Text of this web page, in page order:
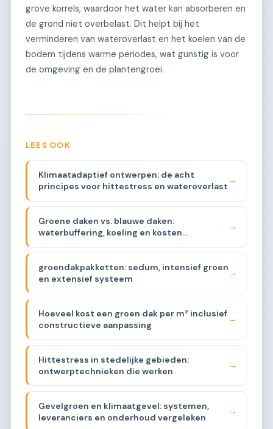
grove korrels, waardoor het water kan absorberen en
de grond niet overbelast. Dit helpt bij het
verminderen van wateroverlast en het koelen van de
bodem tijdens warme periodes, wat gunstig is voor
de omgeving en de plantengroei.
LEES OOK
Klimaatadaptief ontwerpen: de acht
principes voor hittestress en wateroverlast
→
Groene daken vs. blauwe daken:
waterbuffering, koeling en kosten
→
groendakpakketten: sedum, intensief groen
en extensief systeem
→
Hoeveel kost een groen dak per m² inclusief
constructieve aanpassing
→
Hittestress in stedelijke gebieden:
ontwerptechnieken die werken
→
Gevelgroen en klimaatgevel: systemen,
leveranciers en onderhoud vergeleken
→